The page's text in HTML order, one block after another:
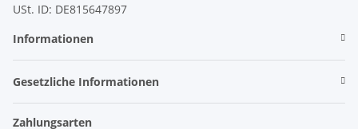
USt. ID: DE815647897
Informationen
Gesetzliche Informationen
Zahlungsarten